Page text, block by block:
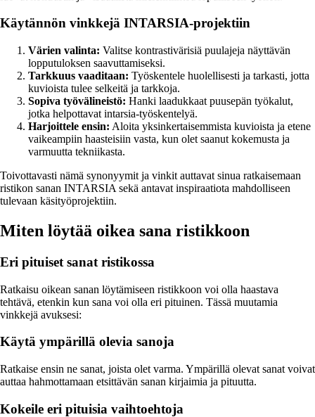
Käytännön vinkkejä INTARSIA-projektiin
Värien valinta: Valitse kontrastivärisiä puulajeja näyttävän
lopputuloksen saavuttamiseksi.
Tarkkuus vaaditaan: Työskentele huolellisesti ja tarkasti, jotta
kuvioista tulee selkeitä ja tarkkoja.
Sopiva työvälineistö: Hanki laadukkaat puusepän työkalut,
jotka helpottavat intarsia-työskentelyä.
Harjoittele ensin: Aloita yksinkertaisemmista kuvioista ja etene
vaikeampiin haasteisiin vasta, kun olet saanut kokemusta ja
varmuutta tekniikasta.
Toivottavasti nämä synonyymit ja vinkit auttavat sinua ratkaisemaan
ristikon sanan INTARSIA sekä antavat inspiraatiota mahdolliseen
tulevaan käsityöprojektiin.
Miten löytää oikea sana ristikkoon
Eri pituiset sanat ristikossa
Ratkaisu oikean sanan löytämiseen ristikkoon voi olla haastava
tehtävä, etenkin kun sana voi olla eri pituinen. Tässä muutamia
vinkkejä avuksesi:
Käytä ympärillä olevia sanoja
Ratkaise ensin ne sanat, joista olet varma. Ympärillä olevat sanat voivat
auttaa hahmottamaan etsittävän sanan kirjaimia ja pituutta.
Kokeile eri pituisia vaihtoehtoja